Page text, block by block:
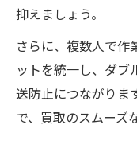
住所確認
抑えましょう。
さらに、複数人で作
ットを統一し、ダ
送防止につながりま
で、買取のスムーズ